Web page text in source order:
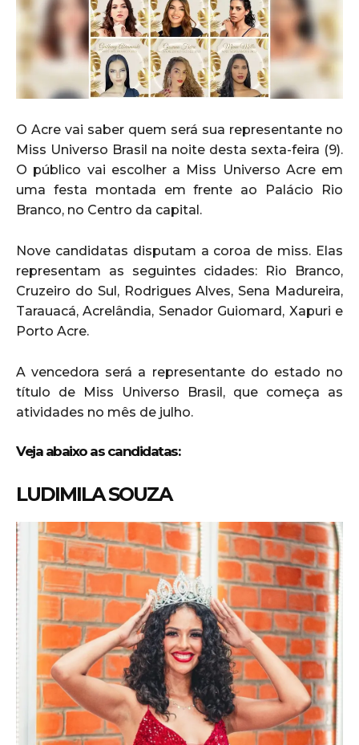
O Acre vai saber quem será sua representante no
Miss Universo Brasil na noite desta sexta-feira (9).
O público vai escolher a Miss Universo Acre em
uma festa montada em frente ao Palácio Rio
Branco, no Centro da capital.
Nove candidatas disputam a coroa de miss. Elas
representam as seguintes cidades: Rio Branco,
Cruzeiro do Sul, Rodrigues Alves, Sena Madureira,
Tarauacá, Acrelândia, Senador Guiomard, Xapuri e
Porto Acre.
A vencedora será a representante do estado no
título de Miss Universo Brasil, que começa as
atividades no mês de julho.
Veja abaixo as candidatas:
LUDIMILA SOUZA